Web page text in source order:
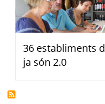
36 establiments
ja són 2.0